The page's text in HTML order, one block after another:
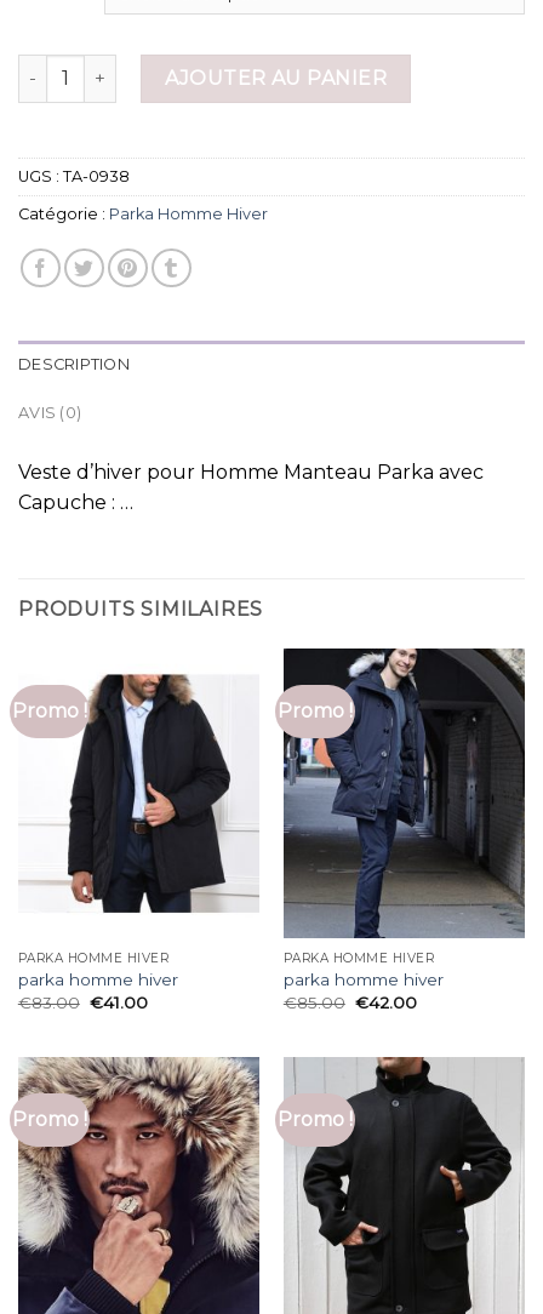
quantité de parka homme hiver
AJOUTER AU PANIER
UGS : TA-0938
Catégorie : Parka Homme Hiver
DESCRIPTION
AVIS (0)
Veste d’hiver pour Homme Manteau Parka avec
Capuche : …
PRODUITS SIMILAIRES
Promo !
PARKA HOMME HIVER
parka homme hiver
€83.00 €41.00
Promo !
PARKA HOMME HIVER
parka homme hiver
€85.00 €42.00
Promo ! Promo !